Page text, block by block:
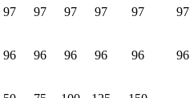
97 97 97 97 97 97
96 96 96 96 96 96